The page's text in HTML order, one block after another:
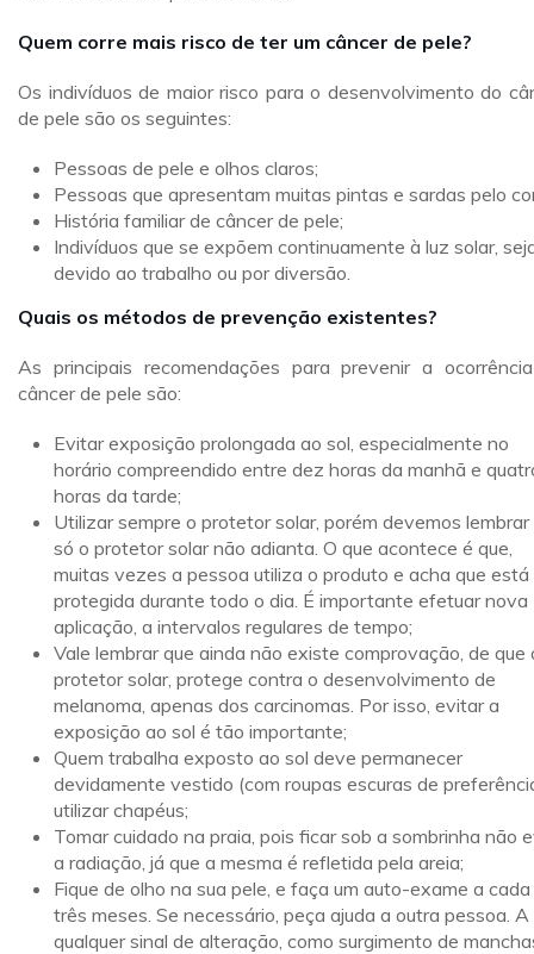
Quem corre mais risco de ter um câncer de pele?
Os indivíduos de maior risco para o desenvolvimento do
de pele são os seguintes:
Pessoas de pele e olhos claros;
Pessoas que apresentam muitas pintas e sardas pelo
História familiar de câncer de pele;
Indivíduos que se expõem continuamente à luz solar,
devido ao trabalho ou por diversão.
Quais os métodos de prevenção existentes?
As principais recomendações para prevenir a
câncer de pele são:
Evitar exposição prolongada ao sol, especialmente no
horário compreendido entre dez horas da manhã e
horas da tarde;
Utilizar sempre o protetor solar, porém devemos lembrar
só o protetor solar não adianta. O que acontece é que,
muitas vezes a pessoa utiliza o produto e acha que está
protegida durante todo o dia. É importante efetuar nova
aplicação, a intervalos regulares de tempo;
Vale lembrar que ainda não existe comprovação, de que
protetor solar, protege contra o desenvolvimento de
melanoma, apenas dos carcinomas. Por isso, evitar a
exposição ao sol é tão importante;
Quem trabalha exposto ao sol deve permanecer
devidamente vestido (com roupas escuras de
utilizar chapéus;
Tomar cuidado na praia, pois ficar sob a sombrinha não
a radiação, já que a mesma é refletida pela areia;
Fique de olho na sua pele, e faça um auto-exame a cada
três meses. Se necessário, peça ajuda a outra pessoa. A
qualquer sinal de alteração, como surgimento de